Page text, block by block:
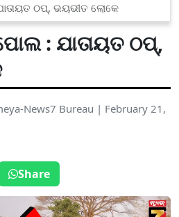
ଠପ୍, ଭୟଭୀତ ଲୋକେ
: ଯାତାୟତ ଠପ୍,
News7 Bureau | February 21,
Share